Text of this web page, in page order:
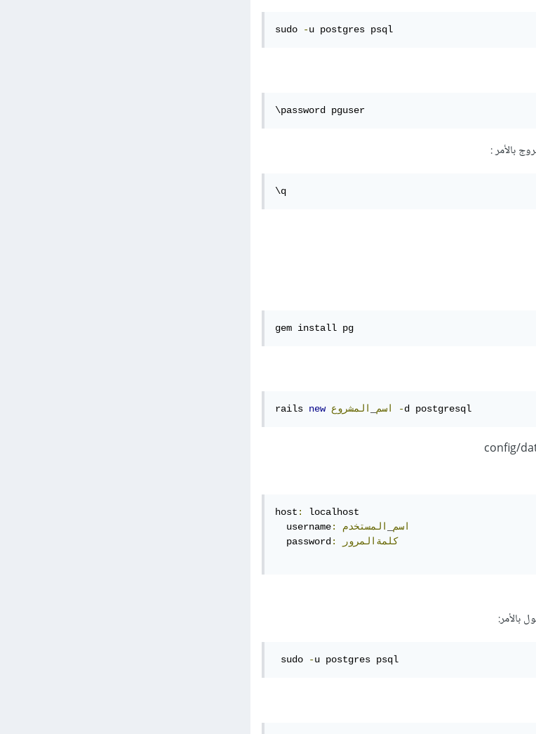
sudo -u postgres psql
\password pguser
بالأمر :
\q
gem install pg
rails new اسم المشروع -d postgresql
host :
localhost
  username
: اسم
المستخدم
  password
: كلمةالمرور
sudo -u postgres psql